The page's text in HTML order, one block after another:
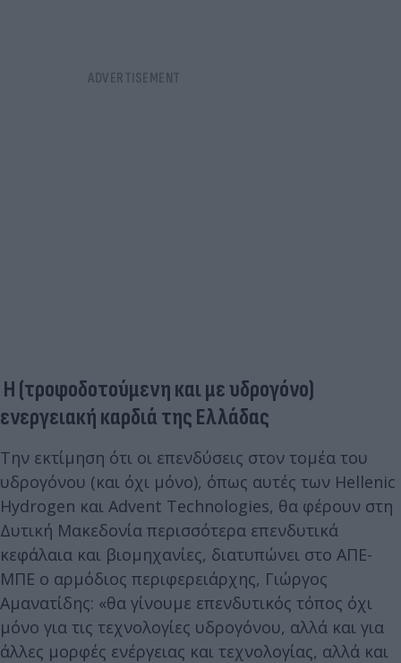
Η (τροφοδοτούμενη και με υδρογόνο)
ενεργειακή καρδιά της Ελλάδας
Την εκτίμηση ότι οι επενδύσεις στον τομέα του
υδρογόνου (και όχι μόνο), όπως αυτές των Hellenic
Hydrogen και Advent Technologies, θα φέρουν στη
Δυτική Μακεδονία περισσότερα επενδυτικά
κεφάλαια και βιομηχανίες, διατυπώνει στο ΑΠΕ-
ΜΠΕ ο αρμόδιος περιφερειάρχης, Γιώργος
Αμανατίδης: «θα γίνουμε επενδυτικός τόπος όχι
μόνο για τις τεχνολογίες υδρογόνου, αλλά και για
άλλες μορφές ενέργειας και τεχνολογίας, αλλά και